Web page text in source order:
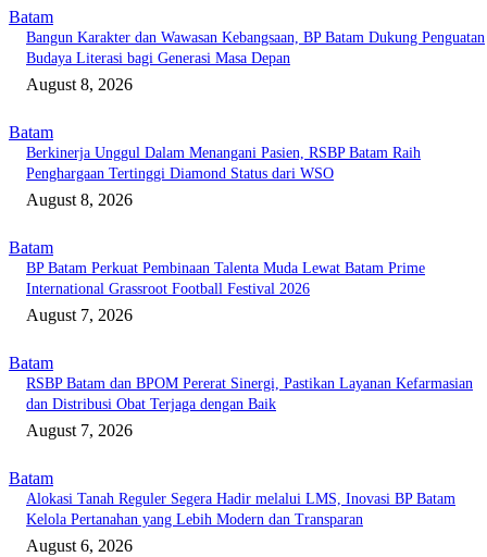
Batam
Bangun Karakter dan Wawasan Kebangsaan, BP Batam Dukung Penguatan
Budaya Literasi bagi Generasi Masa Depan
August 8, 2026
Batam
Berkinerja Unggul Dalam Menangani Pasien, RSBP Batam Raih
Penghargaan Tertinggi Diamond Status dari WSO
August 8, 2026
Batam
BP Batam Perkuat Pembinaan Talenta Muda Lewat Batam Prime
International Grassroot Football Festival 2026
August 7, 2026
Batam
RSBP Batam dan BPOM Pererat Sinergi, Pastikan Layanan Kefarmasian
dan Distribusi Obat Terjaga dengan Baik
August 7, 2026
Batam
Alokasi Tanah Reguler Segera Hadir melalui LMS, Inovasi BP Batam
Kelola Pertanahan yang Lebih Modern dan Transparan
August 6, 2026